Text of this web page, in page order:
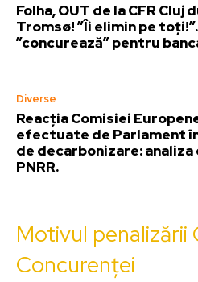
Folha, OUT de la CFR
Tromsø! ”Îi elimin pe
”concurează” pentru
Diverse
Reacția Comisiei
efectuate de Parlament
de decarbonizare:
PNRR.
Motivul penalizării
Concurenței